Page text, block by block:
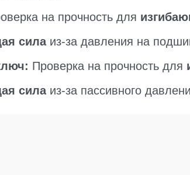
на прочность для
силаиз-за давления на
Проверка на прочность для
силаиз-за пассивного